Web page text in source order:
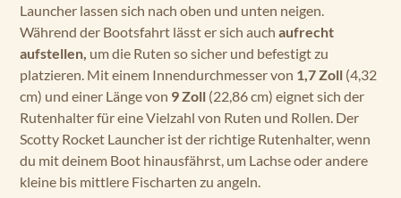
Launcher lassen sich nach oben und unten neigen.
Während der Bootsfahrt lässt er sich auch aufrecht
aufstellen, um die Ruten so sicher und befestigt zu
platzieren. Mit einem Innendurchmesser von 1,7 Zoll (4,32
cm) und einer Länge von 9 Zoll (22,86 cm) eignet sich der
Rutenhalter für eine Vielzahl von Ruten und Rollen. Der
Scotty Rocket Launcher ist der richtige Rutenhalter, wenn
du mit deinem Boot hinausfährst, um Lachse oder andere
kleine bis mittlere Fischarten zu angeln.